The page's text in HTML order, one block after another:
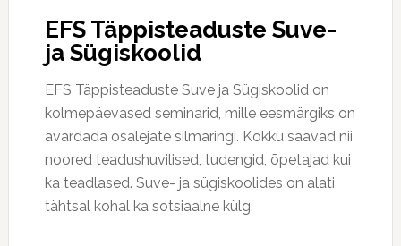
EFS Täppisteaduste Suve-
ja Sügiskoolid
EFS Täppisteaduste Suve ja Sügiskoolid on
kolmepäevased seminarid, mille eesmärgiks on
avardada osalejate silmaringi. Kokku saavad nii
noored teadushuvilised, tudengid, õpetajad kui
ka teadlased. Suve- ja sügiskoolides on alati
tähtsal kohal ka sotsiaalne külg.